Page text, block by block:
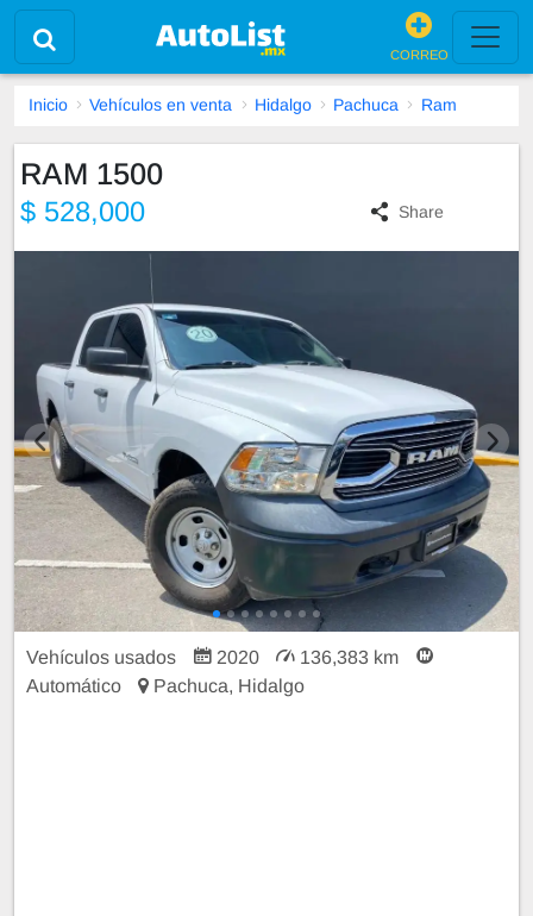
CORREO
Inicio Vehículos en venta Hidalgo Pachuca Ram
RAM 1500
$ 528,000 Share
Vehículos usados 2020
136,383 km
Automático
Pachuca, Hidalgo